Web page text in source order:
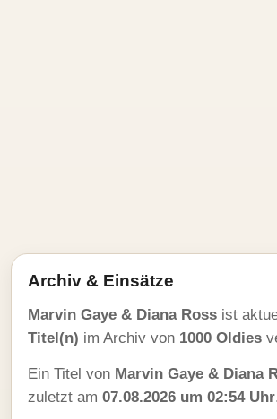
Archiv & Einsätze
Marvin Gaye & Diana Ross ist
Titel(n) im Archiv von 1000 Oldies
Ein Titel von Marvin Gaye & Diana
zuletzt am 07.08.2026 um 02:54 Uhr